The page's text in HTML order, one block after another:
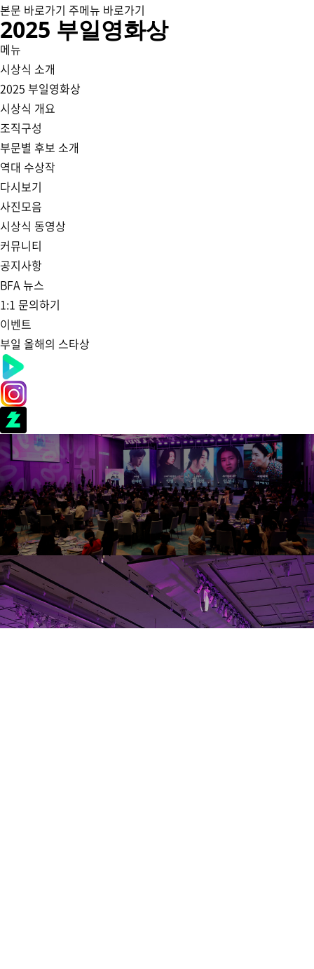
본문 바로가기 주메뉴 바로가기
2025 부일영화상
메뉴
시상식 소개
2025 부일영화상
시상식 개요
조직구성
부문별 후보 소개
역대 수상작
다시보기
사진모음
시상식 동영상
커뮤니티
공지사항
BFA 뉴스
1:1 문의하기
이벤트
부일 올해의 스타상